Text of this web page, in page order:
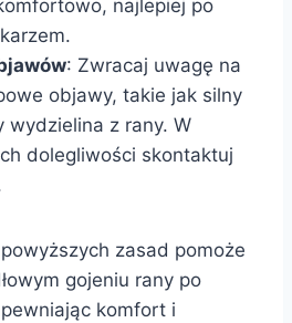
najlepiej po
: Zwracaj uwagę na
objawy, takie jak silny
wydzielina z rany. W
dolegliwości skontaktuj
zasad pomoże
gojeniu rany po
komfort i